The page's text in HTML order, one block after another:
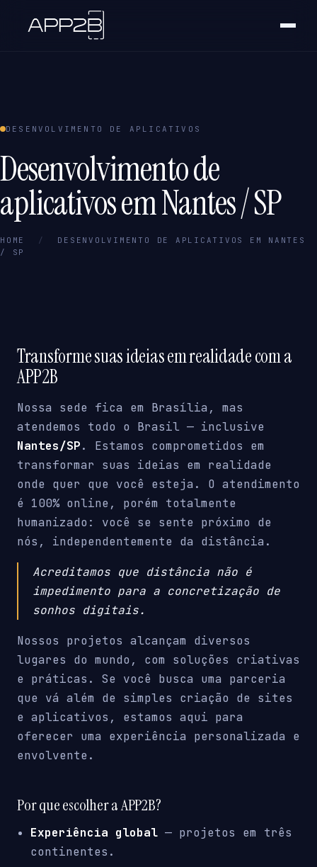
DESENVOLVIMENTO DE APLICATIVOS
Desenvolvimento de
aplicativos em Nantes / SP
HOME /
DESENVOLVIMENTO DE APLICATIVOS EM NANTES
/ SP
Transforme suas ideias em realidade com a
APP2B
Nossa sede fica em Brasília, mas
atendemos todo o Brasil — inclusive
Nantes/SP. Estamos comprometidos em
transformar suas ideias em realidade
onde quer que você esteja. O atendimento
é 100% online, porém totalmente
humanizado: você se sente próximo de
nós, independentemente da distância.
Acreditamos que distância não é
impedimento para a concretização de
sonhos digitais.
Nossos projetos alcançam diversos
lugares do mundo, com soluções criativas
e práticas. Se você busca uma parceria
que vá além de simples criação de sites
e aplicativos, estamos aqui para
oferecer uma experiência personalizada e
envolvente.
Por que escolher a APP2B?
Experiência global — projetos em três
continentes.